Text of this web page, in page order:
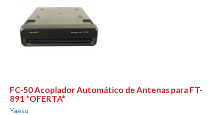
FC-50 Acoplador Automático de Antenas para FT-
891 *OFERTA*
Yaesu